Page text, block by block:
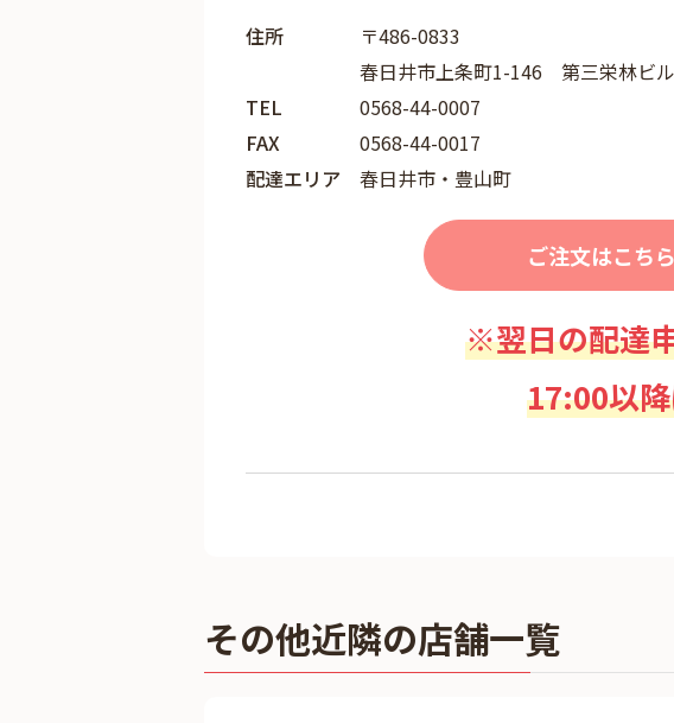
住所
〒486-0833
春日井市上条町1-146 第三栄林ビ
TEL
0568-44-0007
FAX
0568-44-0017
配達エリア
春日井市・豊山町
ご注文はこちら
※翌日の配達
17:00以
その他近隣の店舗一覧